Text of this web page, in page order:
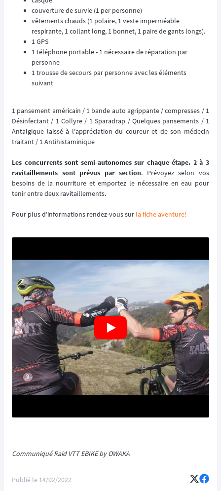
couverture de survie (1 per personne)
vêtements chauds (1 polaire, 1 veste imperméable
respirante, 1 collant long, 1 bonnet, 1 paire de gants longs).
1 GPS
1 téléphone portable - 1 nécessaire de réparation par
personne
1 trousse de secours par personne avec les éléments
suivant
1 pansement américain / 1 bande auto agrippante / compresses / 1
Désinfectant / 1 Collyre / 1 Sparadrap / Quelques pansements / 1
Antalgique laissé à l'appréciation du coureur et de son médecin
traitant / 1 Antihistaminique
Les concurrents sont semi-autonomes sur chaque étape. 2 à 3
ravitaillements sont prévus par section. Prévoyez selon vos
besoins de la nourriture et emportez le nécessaire en eau pour
tenir entre deux ravitaillements.
Pour plus d'informations rendez-vous sur la fiche aventure!
Communiqué Raid VTT EBIKE by OWAKA
Publié le 14/02/2022